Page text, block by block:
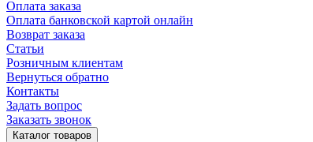
Оплата заказа
Оплата банковской картой онлайн
Возврат заказа
Статьи
Розничным клиентам
Вернуться обратно
Контакты
Задать вопрос
Заказать звонок
Каталог товаров